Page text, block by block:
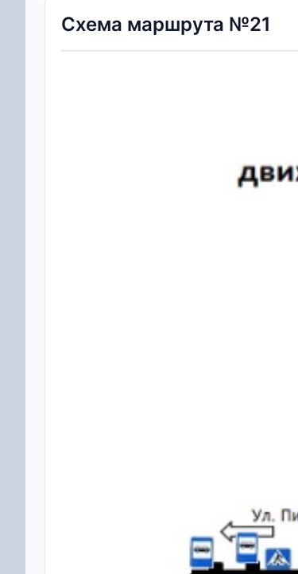
Схема маршрута №21